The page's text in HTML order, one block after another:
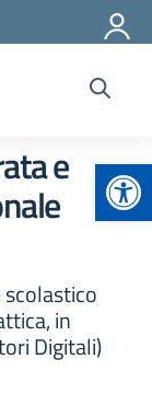
e
in
Digitali)